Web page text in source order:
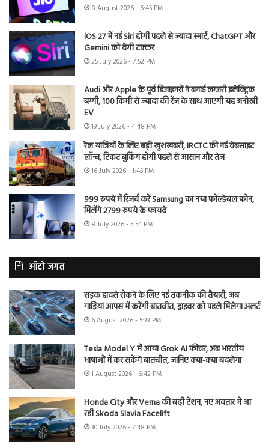
8 August 2026 - 6:45 PM
iOS 27 में नई Siri होगी पहले से ज्यादा स्मार्ट, ChatGPT और
Gemini को देगी टक्कर
25 July 2026 - 7:52 PM
Audi और Apple के पूर्व डिजाइनरों ने बनाई लग्जरी इलेक्ट्रिक
बग्गी, 100 किमी से ज्यादा की रेंज के साथ आएगी यह अनोखी
EV
19 July 2026 - 4:48 PM
रेल यात्रियों के लिए बड़ी खुशखबरी, IRCTC की नई वेबसाइट
लॉन्च, टिकट बुकिंग होगी पहले से आसान और तेज
16 July 2026 - 1:45 PM
999 रुपये में रिजर्व करें Samsung का नया फोल्डेबल फोन,
मिलेंगे 2799 रुपये के फायदे
8 July 2026 - 5:54 PM
ऑटो जगत
सड़क हादसे रोकने के लिए नई तकनीक की तैयारी, अब
गाड़ियां आपस में करेंगी बातचीत, ड्राइवर को पहले मिलेगा अलर्ट
6 August 2026 - 5:33 PM
Tesla Model Y में आया Grok AI फीचर, अब भारतीय
भाषाओं में कर सकेंगे बातचीत, जानिए क्या-क्या बदलेगा
1 August 2026 - 6:42 PM
Honda City और Verna की बढ़ी टेंशन, नए अवतार में आ
रही Skoda Slavia Facelift
30 July 2026 - 7:48 PM